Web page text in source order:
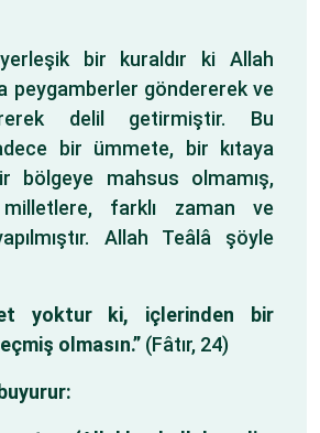
yerleşik bir kuraldır ki Allah
peygamberler göndererek ve
delil getirmiştir. Bu
bir ümmete, bir kıtaya
bölgeye mahsus olmamış,
farklı zaman ve
Allah Teâlâ şöyle
yoktur ki, içlerinden bir
olmasın.” (Fâtır, 24)